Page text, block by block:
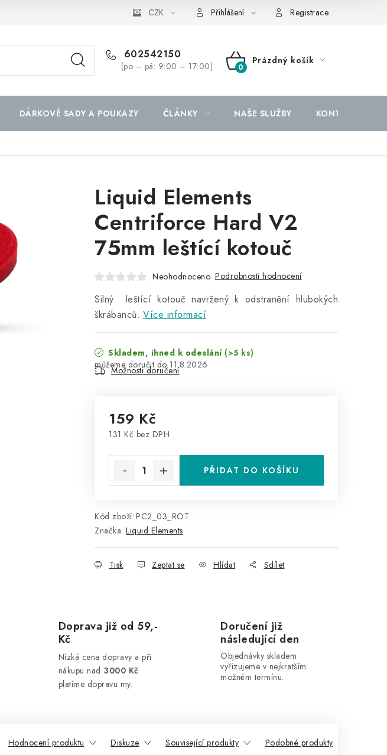
CZK Přihlášení Registrace
602542150
(po – pá: 9:00 – 17:00)
NÁKUPNÍ
Prázdný košík
DÁRKOVÉ SADY A POUKAZY ČLÁNKY NAŠE SLUŽBY KONTAKTY
Liquid Elements
Centriforce Hard V2
75mm leštící kotouč
Neohodnoceno Podrobnosti hodnocení
Silný leštící kotouč navržený k odstranění hlubokých
škrábanců. Více informací
Skladem, ihned k odeslání (>5 ks)
11.8.2026
Možnosti doručení
159 Kč
131 Kč bez DPH
PŘIDAT DO KOŠÍKU
Kód zboží: PC2_03_ROT
Značka: Liquid Elements
Tisk Zeptat se Hlídat Sdílet
Doprava již od 59,-
Kč
Nízká cena dopravy a při
nákupu nad 3000 Kč
platíme dopravu my.
Doručení již
následující den
Objednávky skladem
vyřizujeme v nejkratším
možném termínu.
Hodnocení produktu Diskuze Související produkty Podobné produkty